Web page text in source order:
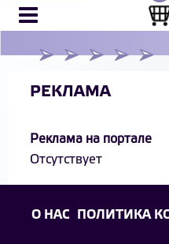
РЕКЛАМА
Реклама на портале
Отсутствует
О НАС ПОЛИТИКА